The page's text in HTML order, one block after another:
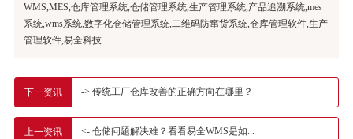
WMS,MES,仓库管理系统,仓储管理系统,生产管理系统,产品追溯系统,mes
系统,wms系统,数字化仓储管理系统,二维码防窜货系统,仓库管理软件,生产
管理软件,易全科技
下一资讯 -> 传统工厂仓库改善的正确方向在哪里？
上一资讯 <- 仓储问题解决难？看看易全WMS是如...